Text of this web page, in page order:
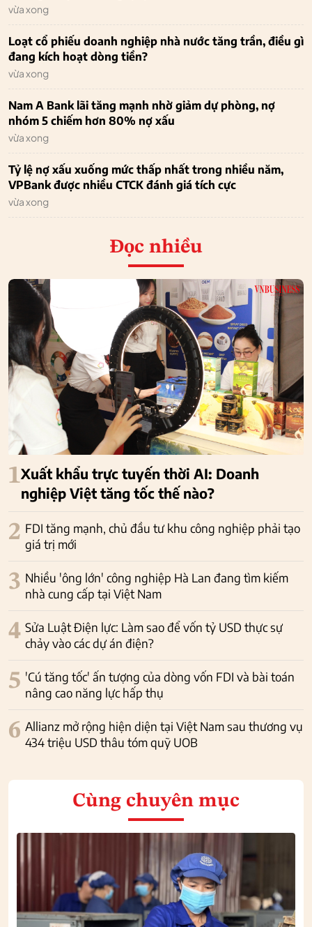
vừa xong
Loạt cổ phiếu doanh nghiệp nhà nước tăng trần, điều gì
đang kích hoạt dòng tiền?
vừa xong
Nam A Bank lãi tăng mạnh nhờ giảm dự phòng, nợ
nhóm 5 chiếm hơn 80% nợ xấu
vừa xong
Tỷ lệ nợ xấu xuống mức thấp nhất trong nhiều năm,
VPBank được nhiều CTCK đánh giá tích cực
vừa xong
Đọc nhiều
1Xuất khẩu trực tuyến thời AI: Doanh
nghiệp Việt tăng tốc thế nào?
2 FDI tăng mạnh, chủ đầu tư khu công nghiệp phải tạo
giá trị mới
3 Nhiều 'ông lớn' công nghiệp Hà Lan đang tìm kiếm
nhà cung cấp tại Việt Nam
4 Sửa Luật Điện lực: Làm sao để vốn tỷ USD thực sự
chảy vào các dự án điện?
5 'Cú tăng tốc' ấn tượng của dòng vốn FDI và bài toán
nâng cao năng lực hấp thụ
6 Allianz mở rộng hiện diện tại Việt Nam sau thương vụ
434 triệu USD thâu tóm quỹ UOB
Cùng chuyên mục